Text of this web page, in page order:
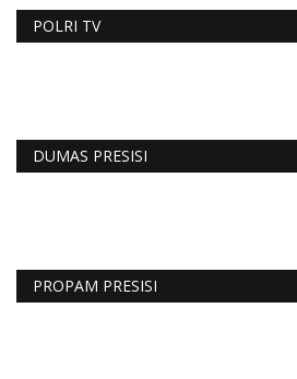
POLRI TV
DUMAS PRESISI
PROPAM PRESISI